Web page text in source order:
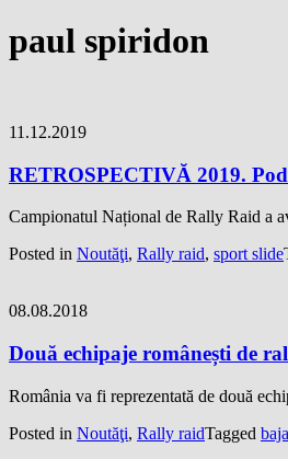
paul spiridon
11.12.2019
RETROSPECTIVĂ 2019.
Campionatul Național de Rally Raid a
Posted in Noutăţi, Rally raid, sport slide
08.08.2018
Două echipaje românești de
România va fi reprezentată de două
Posted in Noutăţi, Rally raidTagged